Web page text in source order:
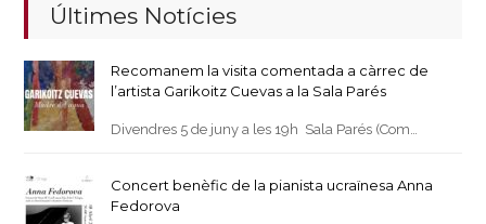
Últimes Notícies
Recomanem la visita comentada a càrrec de
l’artista Garikoitz Cuevas a la Sala Parés
Divendres 5 de juny a les 19h Sala Parés (Com…
Concert benèfic de la pianista ucraïnesa Anna
Fedorova